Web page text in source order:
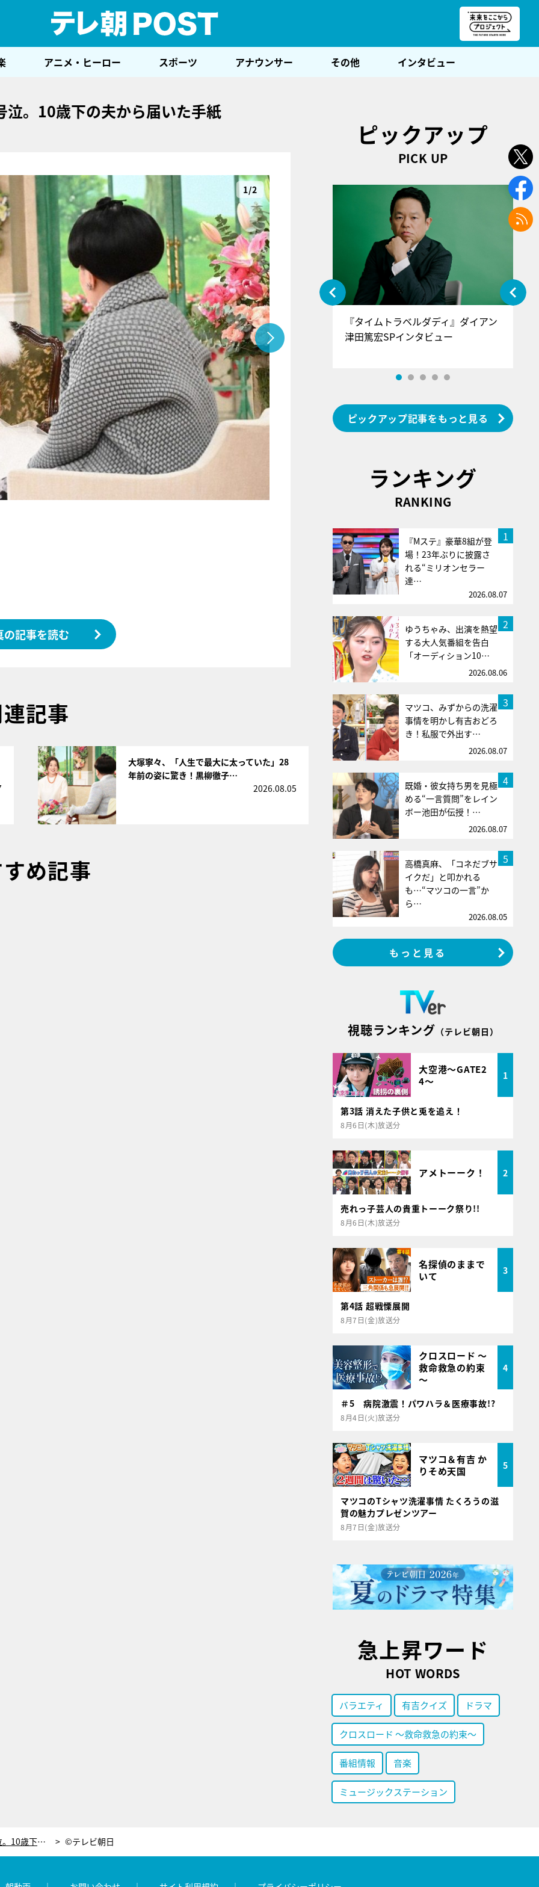
アニメ・ヒーロー スポーツ アナウンサー その他 インタビュー
。10歳下の夫から届いた手紙
1/2
の記事を読む
記事
大塚寧々、「人生で最大に太っていた」28
年前の姿に驚き！黒柳徹子…
2026.08.05
め記事
ピックアップ
PICK UP
『アイ＝ラブ！げーみんぐ』＝LOV
E齋藤樹愛羅＆佐々木舞香SPインタ
ビュー
『タイムトラベルダディ』ダイアン
津田篤宏SPインタビュー
ピックアップ記事をもっと見る
ランキング
RANKING
1
『Mステ』豪華8組が登
場！23年ぶりに披露さ
れる“ミリオンセラー
達…
2026.08.07
2
ゆうちゃみ、出演を熱望
する大人気番組を告白
「オーディション10…
2026.08.06
3
マツコ、みずからの洗濯
事情を明かし有吉おどろ
き！私服で外出す…
2026.08.07
4
既婚・彼女持ち男を見極
める“一言質問”をレイン
ボー池田が伝授！…
2026.08.07
5
高橋真麻、「コネだブサ
イクだ」と叩かれる
も…“マツコの一言”か
ら…
2026.08.05
もっと見る
視聴ランキング （テレビ朝日）
大空港～GATE2
4～
1
第3話 消えた子供と兎を追え！
8月6日(木)放送分
アメトーーク！ 2
売れっ子芸人の貴重トーーク祭り!!
8月6日(木)放送分
名探偵のままで
いて
3
第4話 超戦慄展開
8月7日(金)放送分
クロスロード ～
救命救急の約束
～
4
＃5 病院激震！パワハラ＆医療事故!?
8月4日(火)放送分
マツコ＆有吉 か
りそめ天国
5
マツコのTシャツ洗濯事情 たくろうの滋
賀の魅力プレゼンツアー
8月7日(金)放送分
急上昇ワード
HOT WORDS
バラエティ 有吉クイズ ドラマ
クロスロード ～救命救急の約束～
番組情報 音楽
ミュージックステーション
大場久美子、読み上げる前から号泣。10歳下の夫から届いた手紙 ©テレビ朝日